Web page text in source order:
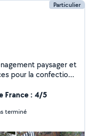
Particulier
paysager et
pour la confection
nos jours.
France : 4/5
terminé